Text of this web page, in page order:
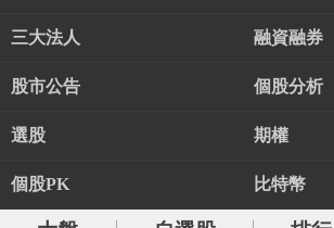
三大法人 融資融券
股市公告 個股分析
選股 期權
個股PK 比特幣